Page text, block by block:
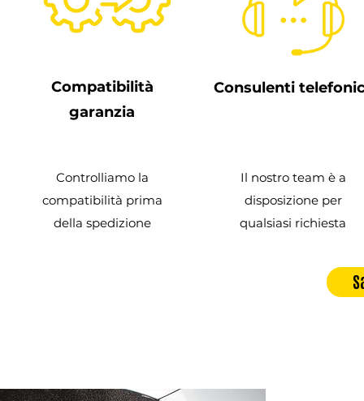
Compatibilità
garanzia
Controlliamo la
compatibilità prima
della spedizione
Consulenti
Il nostro team è a
disposizione per
qualsiasi richiesta